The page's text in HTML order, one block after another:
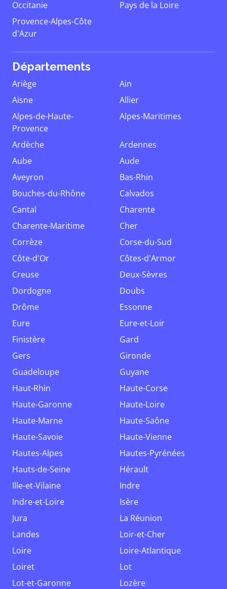
Occitanie
Pays de la Loire
Provence-Alpes-Côte
d'Azur
Départements
Ariège
Ain
Aisne
Allier
Alpes-de-Haute-
Provence
Alpes-Maritimes
Ardèche
Ardennes
Aube
Aude
Aveyron
Bas-Rhin
Bouches-du-Rhône
Calvados
Cantal
Charente
Charente-Maritime
Cher
Corrèze
Corse-du-Sud
Côte-d'Or
Côtes-d'Armor
Creuse
Deux-Sèvres
Dordogne
Doubs
Drôme
Essonne
Eure
Eure-et-Loir
Finistère
Gard
Gers
Gironde
Guadeloupe
Guyane
Haut-Rhin
Haute-Corse
Haute-Garonne
Haute-Loire
Haute-Marne
Haute-Saône
Haute-Savoie
Haute-Vienne
Hautes-Alpes
Hautes-Pyrénées
Hauts-de-Seine
Hérault
Ille-et-Vilaine
Indre
Indre-et-Loire
Isère
Jura
La Réunion
Landes
Loir-et-Cher
Loire
Loire-Atlantique
Loiret
Lot
Lot-et-Garonne
Lozère